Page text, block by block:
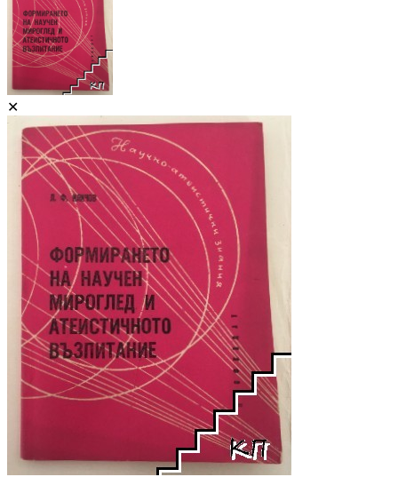
✕